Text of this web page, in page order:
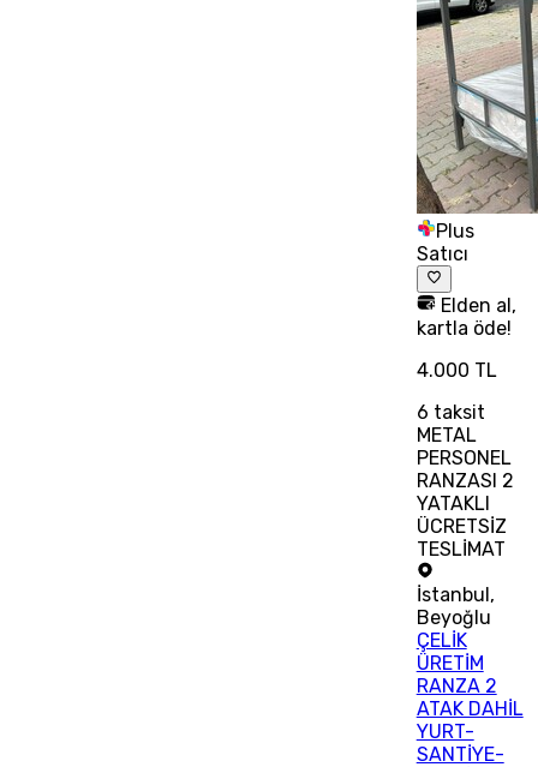
Plus
Satıcı
Elden al,
kartla öde!
4.000 TL
6 taksit
METAL
PERSONEL
RANZASI 2
YATAKLI
ÜCRETSİZ
TESLİMAT
İstanbul,
Beyoğlu
ÇELİK
ÜRETİM
RANZA 2
ATAK DAHİL
YURT-
SANTİYE-